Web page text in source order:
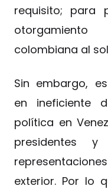
requisito; para
colombiana al
Sin embargo,
en ineficiente
política en
presidentes
exterior. Por lo